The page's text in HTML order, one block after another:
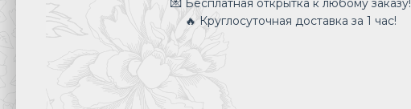
💌 Бесплатная открытка к любому заказу!
🔥 Круглосуточная доставка за 1 час!